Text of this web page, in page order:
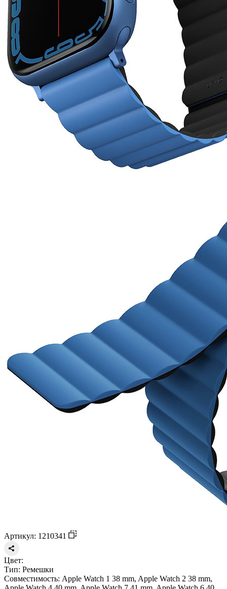
Артикул: 1210341
Цвет:
Тип: Ремешки
Совместимость: Apple Watch 1 38 mm, Apple Watch 2 38 mm,